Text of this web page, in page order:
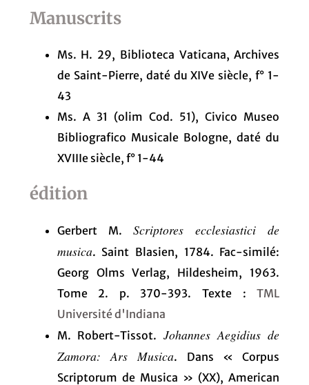
Manuscrits
Ms. H. 29, Biblioteca Vaticana, Archives
de Saint-Pierre, daté du XIVe siècle, f° 1-
43
Ms. A 31 (olim Cod. 51), Civico Museo
Bibliografico Musicale Bologne, daté du
XVIIIe siècle, f° 1-44
édition
Gerbert M. Scriptores ecclesiastici de
musica. Saint Blasien, 1784. Fac-similé:
Georg Olms Verlag, Hildesheim, 1963.
Tome 2. p. 370-393. Texte :TML
Université d'Indiana
M. Robert-Tissot. Johannes Aegidius de
Zamora: Ars Musica. Dans « Corpus
Scriptorum de Musica » (XX), American